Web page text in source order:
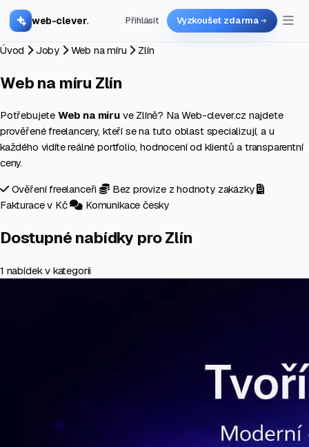
web-clever. Přihlásit Vyzkoušet zdarma
Úvod Joby Web na míru Zlín
Web na míru Zlín
Potřebujete Web na míruve Zlíně? Na Web-clever.cz najdete
prověřené freelancery, kteří se na tuto oblast specializují, a u
každého vidíte reálné portfolio, hodnocení od klientů a transparentní
ceny.
Ověření freelanceři
Bez provize z hodnoty zakázky
Fakturace v Kč
Komunikace česky
Dostupné nabídky pro Zlín
1 nabídek v kategorii